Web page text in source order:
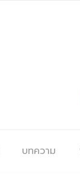
บทความ